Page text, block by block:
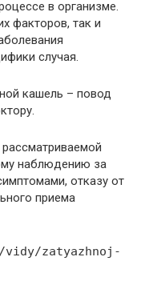
в организме.
факторов, так и
случая.
кашель – повод
наблюдению за
отказу от
приема
zatyazhnoj-